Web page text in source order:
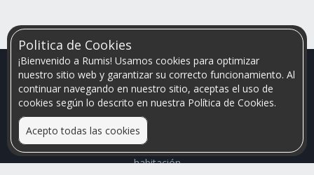
Politica de Cookies
¡Bienvenido a Rumis! Usamos cookies para optimizar
nuestro sitio web y garantizar su correcto funcionamiento. Al
continuar navegando en nuestro sitio, aceptas el uso de
cookies según lo descrito en nuestra Política de Cookies.
Acepto todas las cookies
Relacionamos personas que arriendan con las que buscan una
habitación